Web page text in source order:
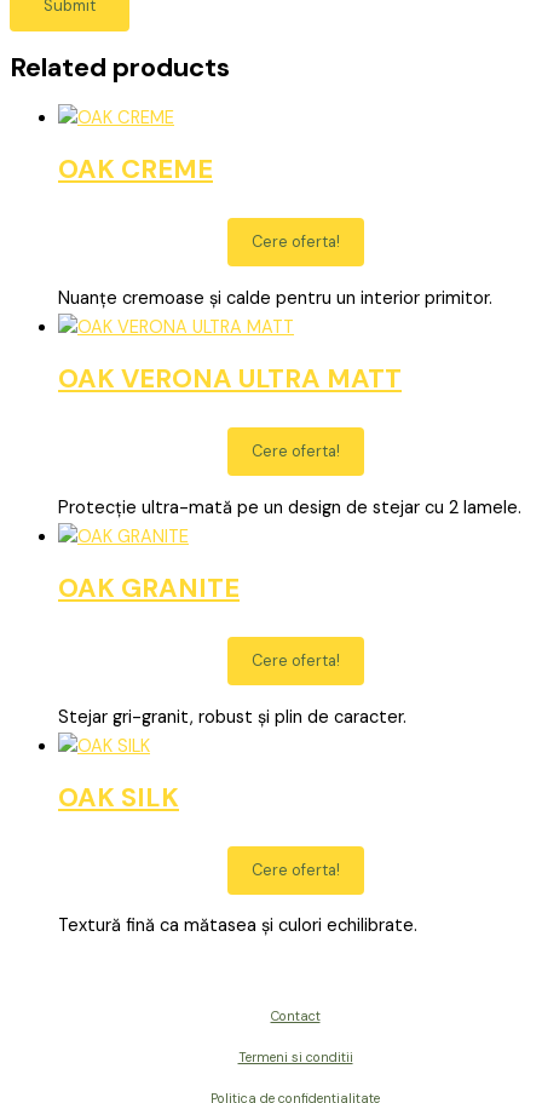
Related products
OAK CREME
Cere oferta!
Nuanțe cremoase și calde pentru un interior primitor.
OAK VERONA ULTRA MATT
Cere oferta!
Protecție ultra-mată pe un design de stejar cu 2 lamele.
OAK GRANITE
Cere oferta!
Stejar gri-granit, robust și plin de caracter.
OAK SILK
Cere oferta!
Textură fină ca mătasea și culori echilibrate.
Contact
Termeni si conditii
Politica de confidentialitate